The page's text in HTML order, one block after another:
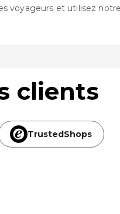
voyageurs et utilisez
clients
TrustedShops